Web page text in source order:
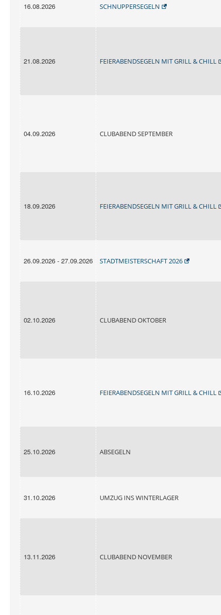
16.08.2026 SCHNUPPERSEGELN
21.08.2026 FEIERABENDSEGELN MIT GRILL & CHILL
04.09.2026 CLUBABEND SEPTEMBER
18.09.2026 FEIERABENDSEGELN MIT GRILL & CHILL
26.09.2026 - 27.09.2026 STADTMEISTERSCHAFT 2026
02.10.2026 CLUBABEND OKTOBER
16.10.2026 FEIERABENDSEGELN MIT GRILL & CHILL
25.10.2026 ABSEGELN
31.10.2026 UMZUG INS WINTERLAGER
13.11.2026 CLUBABEND NOVEMBER